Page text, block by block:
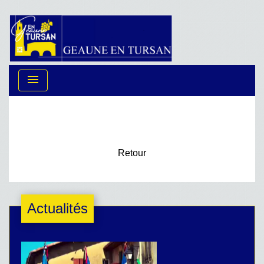
menu
Retour
Actualités